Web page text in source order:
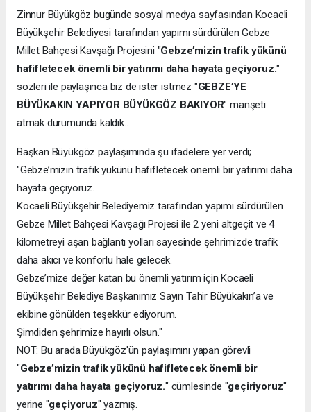
Zinnur Büyükgöz bugünde sosyal medya sayfasından Kocaeli
Büyükşehir Belediyesi tarafından yapımı sürdürülen Gebze
Millet Bahçesi Kavşağı Projesini "Gebze’mizin trafik yükünü
hafifletecek önemli bir yatırımı daha hayata geçiyoruz."
sözleri ile paylaşınca biz de ister istmez "GEBZE’YE
BÜYÜKAKIN YAPIYOR BÜYÜKGÖZ BAKIYOR" manşeti
atmak durumunda kaldık..
Başkan Büyükgöz paylaşımında şu ifadelere yer verdi;
"Gebze’mizin trafik yükünü hafifletecek önemli bir yatırımı daha
hayata geçiyoruz.
Kocaeli Büyükşehir Belediyemiz tarafından yapımı sürdürülen
Gebze Millet Bahçesi Kavşağı Projesi ile 2 yeni altgeçit ve 4
kilometreyi aşan bağlantı yolları sayesinde şehrimizde trafik
daha akıcı ve konforlu hale gelecek.
Gebze’mize değer katan bu önemli yatırım için Kocaeli
Büyükşehir Belediye Başkanımız Sayın Tahir Büyükakın’a ve
ekibine gönülden teşekkür ediyorum.
Şimdiden şehrimize hayırlı olsun."
NOT: Bu arada Büyükgöz'ün paylaşımını yapan görevli
"Gebze’mizin trafik yükünü hafifletecek önemli bir
yatırımı daha hayata geçiyoruz." cümlesinde "geçiriyoruz"
yerine "geçiyoruz" yazmış.